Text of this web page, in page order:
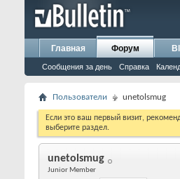
Главная Форум
Сообщения за день Справка
Пользователи unetolsmug
Если это ваш первый визит,
выберите раздел.
unetolsmug
Junior Member